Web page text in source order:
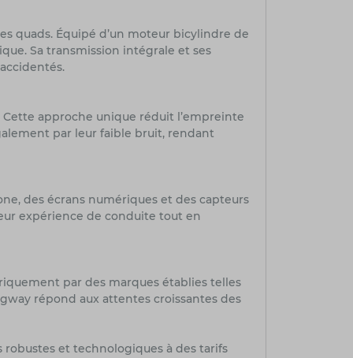
quads. Équipé d’un moteur bicylindre de
Sa transmission intégrale et ses
approche unique réduit l’empreinte
par leur faible bruit, rendant
des écrans numériques et des capteurs
expérience de conduite tout en
par des marques établies telles
répond aux attentes croissantes des
et technologiques à des tarifs